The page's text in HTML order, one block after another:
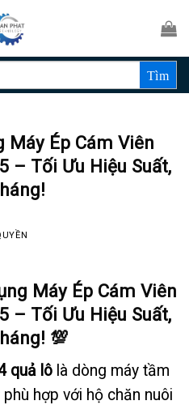
Máy Ép Cám Viên
– Tối Ưu Hiệu Suất,
Máy Ép Cám Viên
– Tối Ưu Hiệu Suất,
💯
quả lô là dòng máy tầm
hợp với hộ chăn nuôi